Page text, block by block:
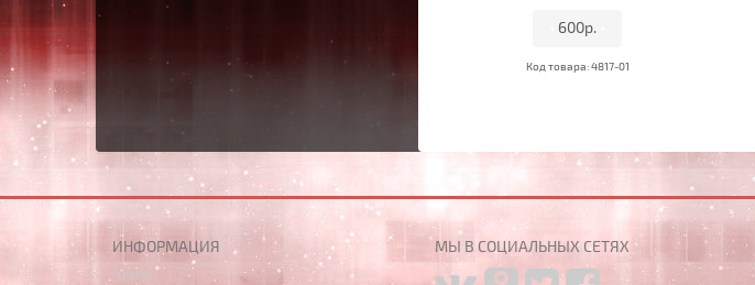
600р.
Код товара: 4817-01
ИНФОРМАЦИЯ
О Нас
МЫ В СОЦИАЛЬНЫХ СЕТЯХ